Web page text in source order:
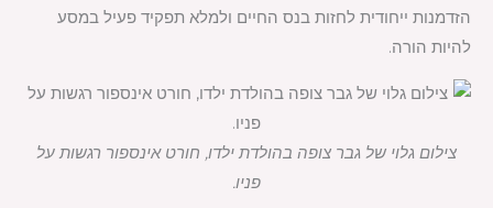
הזדמנות ייחודית לחזות בנס החיים ולמלא תפקיד פעיל במסע
להיות הורה.
צילום גלוי של גבר צופה בהולדת ילדו, חורט אינספור רגשות על
פניו.